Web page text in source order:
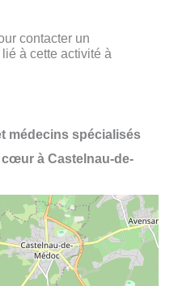
contacter un
à cette activité à
médecins spécialisés
à Castelnau-de-